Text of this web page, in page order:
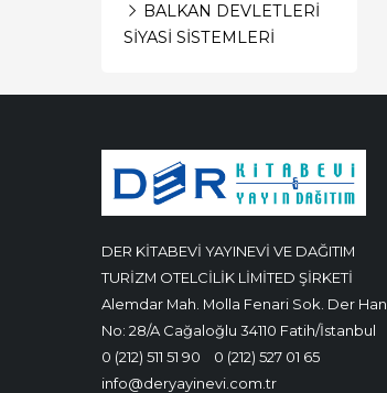
BALKAN DEVLETLERİ
SİYASİ SİSTEMLERİ
DER KİTABEVİ YAYINEVİ VE DAĞITIM
TURİZM OTELCİLİK LİMİTED ŞİRKETİ
Alemdar Mah. Molla Fenari Sok. Der Han
No: 28/A Cağaloğlu 34110 Fatih/İstanbul
0 (212) 511 51 90
0 (212) 527 01 65
info@deryayinevi.com.tr